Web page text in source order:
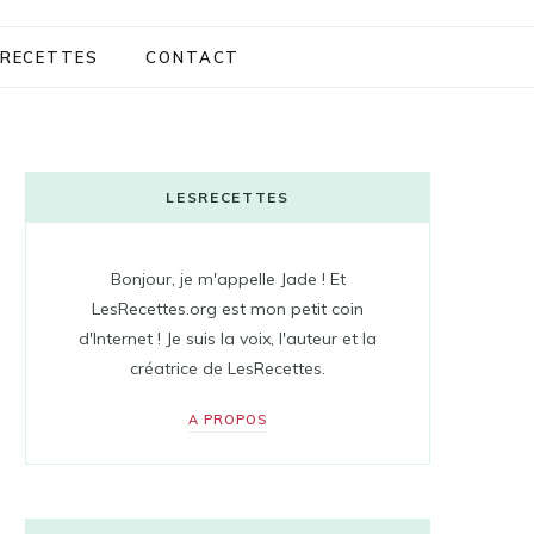
RECETTES CONTACT
LESRECETTES
Bonjour, je m'appelle Jade ! Et
LesRecettes.org est mon petit coin
d'Internet ! Je suis la voix, l'auteur et la
créatrice de LesRecettes.
A PROPOS